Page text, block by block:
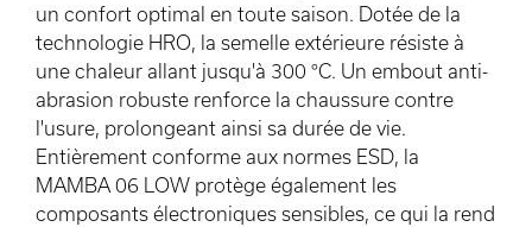
un confort optimal en toute saison. Dotée de la
technologie HRO, la semelle extérieure résiste à
une chaleur allant jusqu'à 300 °C. Un embout anti-
abrasion robuste renforce la chaussure contre
l'usure, prolongeant ainsi sa durée de vie.
Entièrement conforme aux normes ESD, la
MAMBA 06 LOW protège également les
composants électroniques sensibles, ce qui la rend